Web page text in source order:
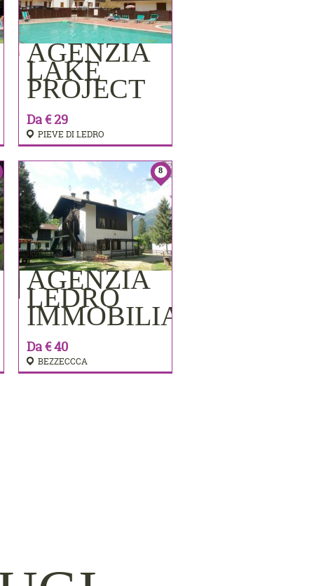
AGENZIA
LAKE
PROJECT
Da € 29
PIEVE DI LEDRO
PRENOTA
8
AGENZIA
LEDRO
IMMOBILIARE
Da € 40
BEZZECCCA
PRENOTA